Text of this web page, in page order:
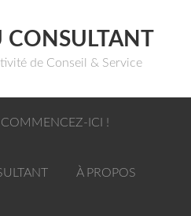
CONSULTANT
de Conseil & Service
COMMENCEZ-ICI !
À PROPOS